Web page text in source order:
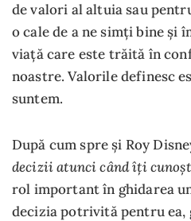
de valori al altuia sau
o cale de a ne simți bine și
viață care este trăită în
noastre. Valorile definesc
suntem.
După cum spre și Roy
decizii atunci când îți
rol important în ghidarea
decizia potrivită pentru ea,